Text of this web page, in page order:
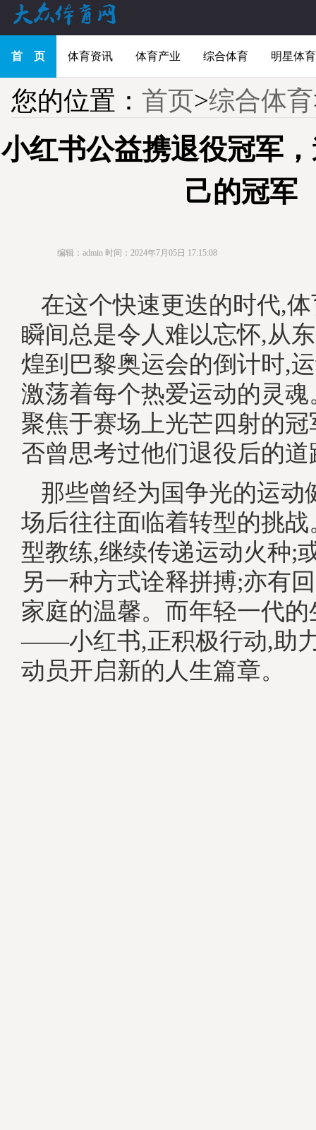
首 页 体育资讯 体育产业 综合体育 明星体育
您的位置： 首页>综合体育
小红书公益携退役冠军
己的冠军
编辑：admin 时间：2024年7月05日 17:15:08
在这个快速更迭的时代,
瞬间总是令人难以忘怀,从
煌到巴黎奥运会的倒计时,
激荡着每个热爱运动的灵
聚焦于赛场上光芒四射的
否曾思考过他们退役后的道
那些曾经为国争光的运动
场后往往面临着转型的挑
型教练,继续传递运动火种;
另一种方式诠释拼搏;亦有
家庭的温馨。而年轻一代
——小红书,正积极行动,助
动员开启新的人生篇章。